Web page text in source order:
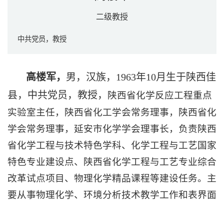
二级教授
中共党员，教授
高楼军， 男，汉族，1963年10月生于陕西佳
县，中共党员，教授，
陕西省化学反应工程重点
实验室主任，陕西省化工学会常务理事，陕西省化
学会常务理事，延安市化学学会理事长，负责陕西
省化学工程与技术特色学科、化学工程与工艺国家
特色专业建设点、陕西省化学工程与工艺专业综合
改革试点项目、物理化学精品课程等建设任务。主
要从事物理化学、环境分析技术教学工作和表界面